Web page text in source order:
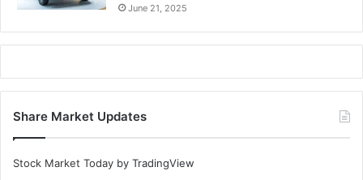
June 21, 2025
Share Market Updates
Stock Market Today by TradingView